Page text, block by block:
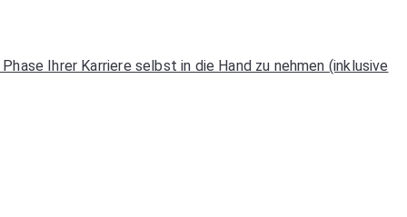
Ihrer Karriere selbst in die Hand zu nehmen (inklusive